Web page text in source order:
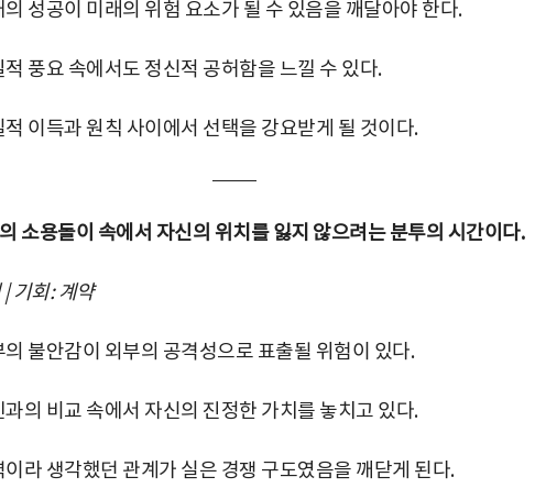
의 성공이 미래의 위험 요소가 될 수 있음을 깨달아야 한다.
적 풍요 속에서도 정신적 공허함을 느낄 수 있다.
적 이득과 원칙 사이에서 선택을 강요받게 될 것이다.
소용돌이 속에서 자신의 위치를 잃지 않으려는 분투의 시간이다.
기회: 계약
의 불안감이 외부의 공격성으로 표출될 위험이 있다.
과의 비교 속에서 자신의 진정한 가치를 놓치고 있다.
이라 생각했던 관계가 실은 경쟁 구도였음을 깨닫게 된다.